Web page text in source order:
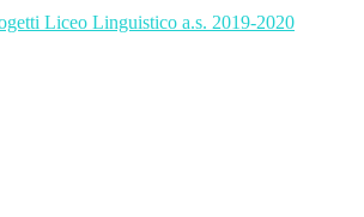
Liceo Linguistico a.s. 2019-2020